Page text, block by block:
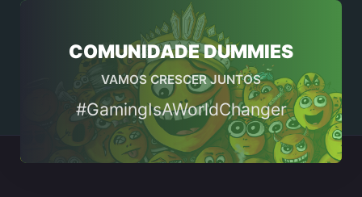
COMUNIDADE DUMMIES
VAMOS CRESCER JUNTOS
#GamingIsAWorldChanger